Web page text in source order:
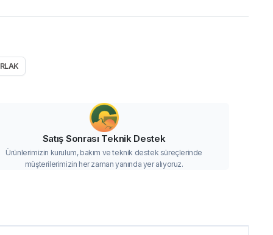
Satış Sonrası Teknik Destek
Ürünlerimizin kurulum, bakım ve teknik destek süreçlerinde
müşterilerimizin her zaman yanında yer alıyoruz.